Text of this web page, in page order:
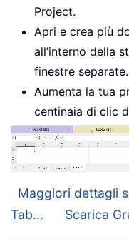
Project.
Apri e crea più
all’interno della
finestre separate.
Aumenta la tua
centinaia di clic
Maggiori dettagli
Tab...
Scarica